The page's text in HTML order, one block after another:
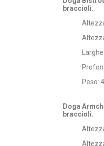
braccioli.​
Peso:
Doga
braccioli.​